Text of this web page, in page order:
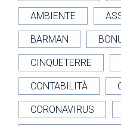
AMBIENTE
BARMAN
CINQUETERRE
CONTABILITÀ
CORONAVIRUS